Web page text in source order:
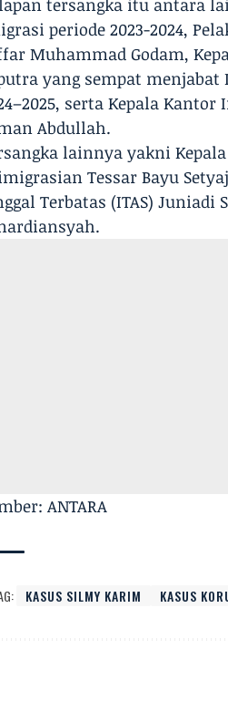
tersangka itu antara
periode 2023-2024,
Muhammad Godam,
yang sempat
serta Kepala
Abdullah.
lainnya yakni
Tessar Bayu
Terbatas (ITAS)
ANTARA
KASUS SILMY KARIM KASUS